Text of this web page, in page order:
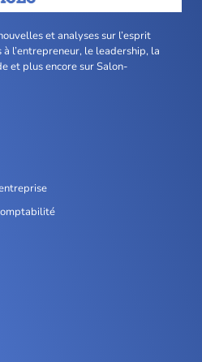
et analyses sur l’esprit
l’entrepreneur, le leadership, la
et plus encore sur Salon-